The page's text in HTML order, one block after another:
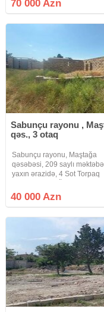
içərsində bir otaq tikli hamam
70 000 Azn
Sabunçu rayonu ,
qəs., 3 otaq
Sabunçu rayonu, Maştağa
qəsəbəsi, 209 saylı
yaxın ərazidə, 4 Sot Torpaq
içərisində 3 otaq yarım tikili
Sənəd: Kupça. Qiymət:
40 000 Azn